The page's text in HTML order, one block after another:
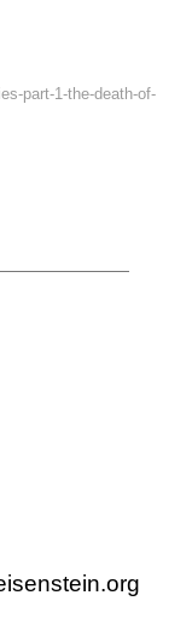
part-1-the-death-of-